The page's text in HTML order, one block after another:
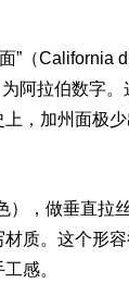
”（
阿拉伯数字
，加州面极
，做垂直拉
。这个形容
感。